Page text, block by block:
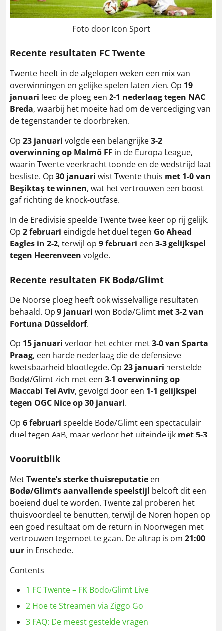
Foto door Icon Sport
Recente resultaten FC Twente
Twente heeft in de afgelopen weken een mix van
overwinningen en gelijke spelen laten zien. Op 19
januari leed de ploeg een 2-1 nederlaag tegen NAC
Breda, waarbij het moeite had om de verdediging van
de tegenstander te doorbreken.
Op 23 januari volgde een belangrijke3-2
overwinning op Malmö FF in de Europa League,
waarin Twente veerkracht toonde en de wedstrijd laat
besliste. Op 30 januari wist Twente thuis met 1-0 van
Beşiktaş te winnen, wat het vertrouwen een boost
gaf richting de knock-outfase.
In de Eredivisie speelde Twente twee keer op rij gelijk.
Op 2 februari eindigde het duel tegen Go Ahead
Eagles in 2-2, terwijl op 9 februari een 3-3 gelijkspel
tegen Heerenveen volgde.
Recente resultaten FK Bodø/Glimt
De Noorse ploeg heeft ook wisselvallige resultaten
behaald. Op 9 januari won Bodø/Glimt met 3-2 van
Fortuna Düsseldorf.
Op 15 januari verloor het echter met3-0 van Sparta
Praag, een harde nederlaag die de defensieve
kwetsbaarheid blootlegde. Op 23 januari herstelde
Bodø/Glimt zich met een 3-1 overwinning op
Maccabi Tel Aviv, gevolgd door een 1-1 gelijkspel
tegen OGC Nice op 30 januari.
Op 6 februari speelde Bodø/Glimt een spectaculair
duel tegen AaB, maar verloor het uiteindelijk met 5-3.
Vooruitblik
MetTwente's sterke thuisreputatie en
Bodø/Glimt’s aanvallende speelstijl belooft dit een
boeiend duel te worden. Twente zal proberen het
thuisvoordeel te benutten, terwijl de Noren hopen op
een goed resultaat om de return in Noorwegen met
vertrouwen tegemoet te gaan. De aftrap is om 21:00
uur in Enschede.
Contents
1 FC Twente – FK Bodo/Glimt Live
2 Hoe te Streamen via Ziggo Go
3 FAQ: De meest gestelde vragen